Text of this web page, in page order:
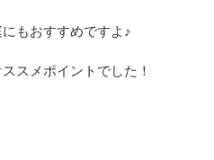
もおすすめですよ♪
スメポイントでした！